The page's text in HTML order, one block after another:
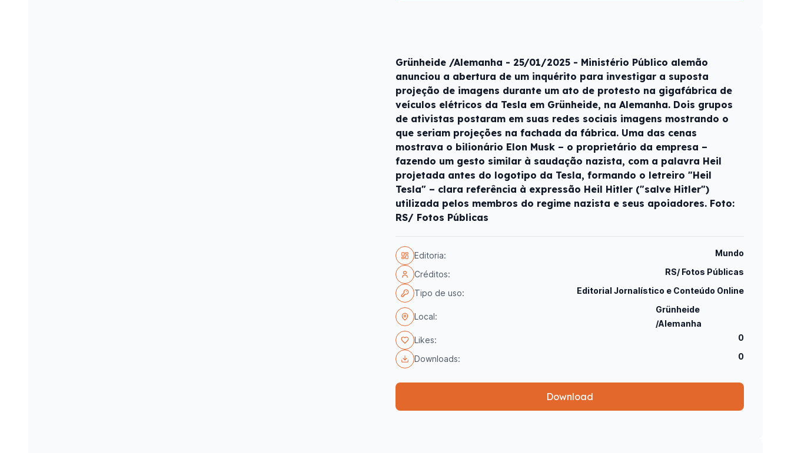
Grünheide /Alemanha - 25/01/2025 - Ministério Público alemão
anunciou a abertura de um inquérito para investigar a suposta
projeção de imagens durante um ato de protesto na gigafábrica de
veículos elétricos da Tesla em Grünheide, na Alemanha. Dois grupos
de ativistas postaram em suas redes sociais imagens mostrando o
que seriam projeções na fachada da fábrica. Uma das cenas
mostrava o bilionário Elon Musk – o proprietário da empresa –
fazendo um gesto similar à saudação nazista, com a palavra Heil
projetada antes do logotipo da Tesla, formando o letreiro "Heil
Tesla" – clara referência à expressão Heil Hitler ("salve Hitler")
utilizada pelos membros do regime nazista e seus apoiadores. Foto:
RS/ Fotos Públicas
Editoria: Mundo
Créditos: RS/ Fotos Públicas
Tipo de uso: Editorial Jornalístico e Conteúdo Online
Local:
Grünheide
/Alemanha
Likes:
0
Downloads: 0
Download